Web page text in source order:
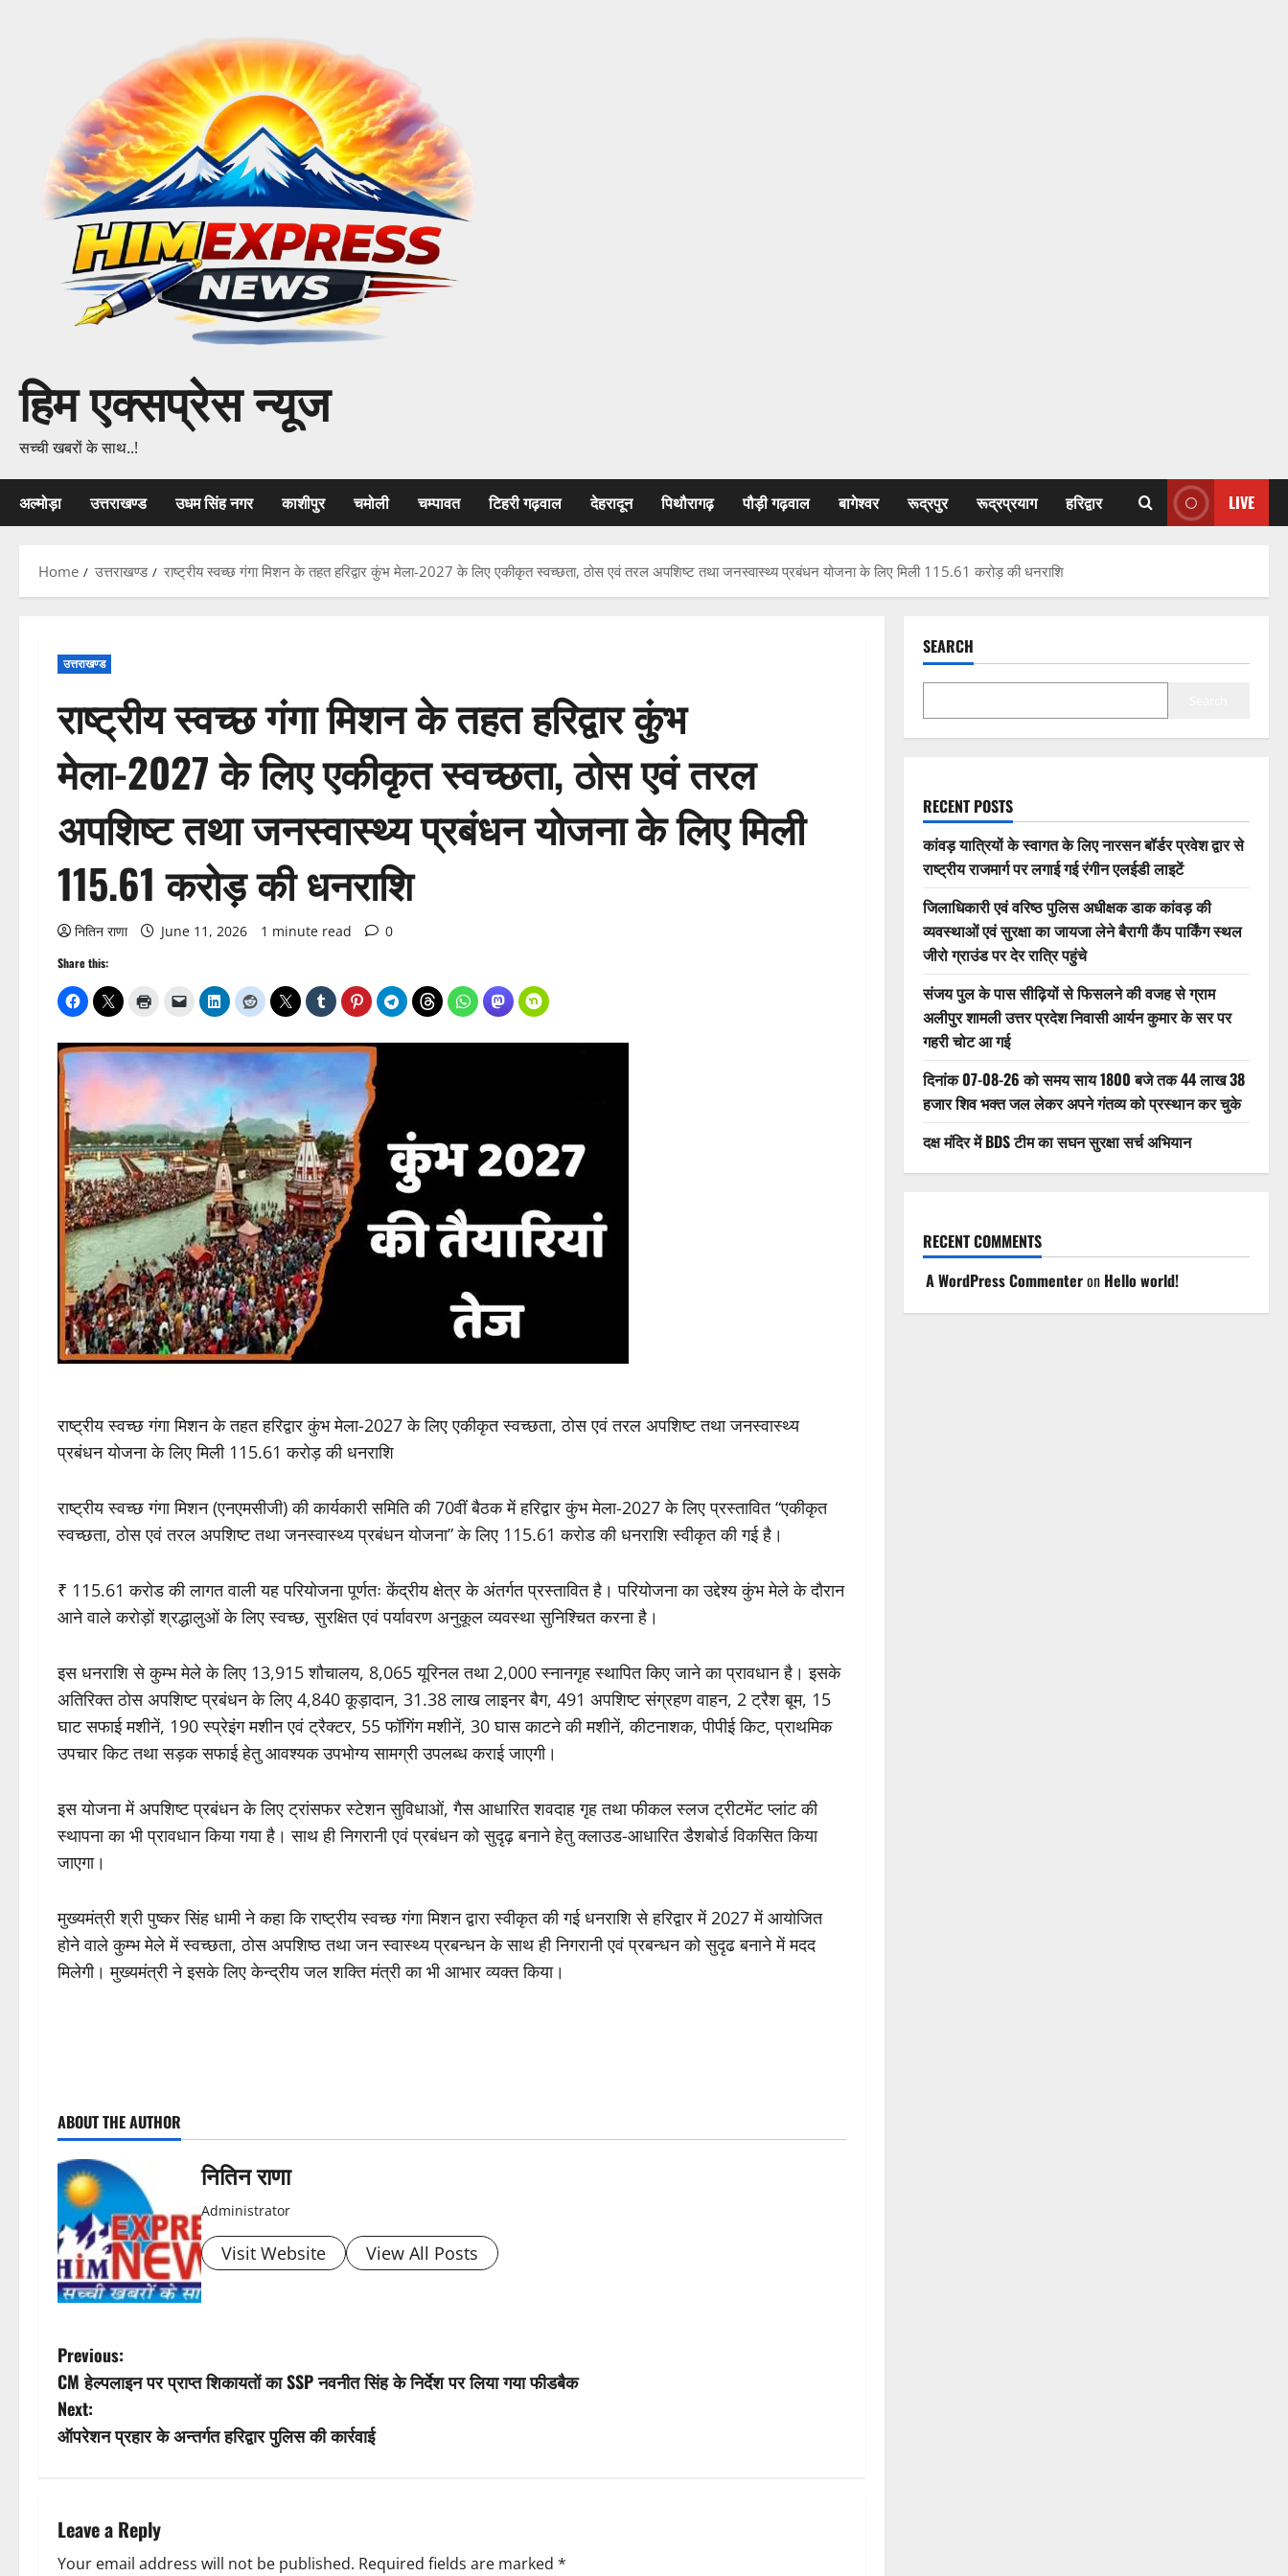
हिम एक्सप्रेस न्यूज
सच्ची खबरों के साथ..!
अल्मोड़ा उत्तराखण्ड उधम सिंह नगर काशीपुर चमोली चम्पावत टिहरी गढ़वाल देहरादून पिथौरागढ़ पौड़ी गढ़वाल बागेश्वर रूद्रपुर रूद्रप्रयाग हरिद्वार LIVE
Home उत्तराखण्ड राष्ट्रीय स्वच्छ गंगा मिशन के तहत हरिद्वार कुंभ मेला-2027 के लिए एकीकृत स्वच्छता, ठोस एवं तरल अपशिष्ट तथा जनस्वास्थ्य प्रबंधन योजना के लिए मिली 115.61 करोड़ की धनराशि
उत्तराखण्ड
राष्ट्रीय स्वच्छ गंगा मिशन के तहत हरिद्वार कुंभ
मेला-2027 के लिए एकीकृत स्वच्छता, ठोस एवं तरल
अपशिष्ट तथा जनस्वास्थ्य प्रबंधन योजना के लिए मिली
115.61 करोड़ की धनराशि
नितिन राणा June 11, 2026 1 minute read 0
Share this:
राष्ट्रीय स्वच्छ गंगा मिशन के तहत हरिद्वार कुंभ मेला-2027 के लिए एकीकृत स्वच्छता, ठोस एवं तरल अपशिष्ट तथा जनस्वास्थ्य
प्रबंधन योजना के लिए मिली 115.61 करोड़ की धनराशि
राष्ट्रीय स्वच्छ गंगा मिशन (एनएमसीजी) की कार्यकारी समिति की 70वीं बैठक में हरिद्वार कुंभ मेला-2027 के लिए प्रस्तावित “एकीकृत
स्वच्छता, ठोस एवं तरल अपशिष्ट तथा जनस्वास्थ्य प्रबंधन योजना” के लिए 115.61 करोड की धनराशि स्वीकृत की गई है।
₹ 115.61 करोड की लागत वाली यह परियोजना पूर्णतः केंद्रीय क्षेत्र के अंतर्गत प्रस्तावित है। परियोजना का उद्देश्य कुंभ मेले के दौरान
आने वाले करोड़ों श्रद्धालुओं के लिए स्वच्छ, सुरक्षित एवं पर्यावरण अनुकूल व्यवस्था सुनिश्चित करना है।
इस धनराशि से कुम्भ मेले के लिए 13,915 शौचालय, 8,065 यूरिनल तथा 2,000 स्नानगृह स्थापित किए जाने का प्रावधान है। इसके
अतिरिक्त ठोस अपशिष्ट प्रबंधन के लिए 4,840 कूड़ादान, 31.38 लाख लाइनर बैग, 491 अपशिष्ट संग्रहण वाहन, 2 ट्रैश बूम, 15
घाट सफाई मशीनें, 190 स्प्रेइंग मशीन एवं ट्रैक्टर, 55 फॉगिंग मशीनें, 30 घास काटने की मशीनें, कीटनाशक, पीपीई किट, प्राथमिक
उपचार किट तथा सड़क सफाई हेतु आवश्यक उपभोग्य सामग्री उपलब्ध कराई जाएगी।
इस योजना में अपशिष्ट प्रबंधन के लिए ट्रांसफर स्टेशन सुविधाओं, गैस आधारित शवदाह गृह तथा फीकल स्लज ट्रीटमेंट प्लांट की
स्थापना का भी प्रावधान किया गया है। साथ ही निगरानी एवं प्रबंधन को सुदृढ़ बनाने हेतु क्लाउड-आधारित डैशबोर्ड विकसित किया
जाएगा।
मुख्यमंत्री श्री पुष्कर सिंह धामी ने कहा कि राष्ट्रीय स्वच्छ गंगा मिशन द्वारा स्वीकृत की गई धनराशि से हरिद्वार में 2027 में आयोजित
होने वाले कुम्भ मेले में स्वच्छता, ठोस अपशिष्ठ तथा जन स्वास्थ्य प्रबन्धन के साथ ही निगरानी एवं प्रबन्धन को सुदृढ बनाने में मदद
मिलेगी। मुख्यमंत्री ने इसके लिए केन्द्रीय जल शक्ति मंत्री का भी आभार व्यक्त किया।
o
s
t
n
a
v
i
g
i
ABOUT THE AUTHOR
नितिन राणा
Administrator
Visit Website View All Posts
P
o
s
n
a
Previous:
CM हेल्पलाइन पर प्राप्त शिकायतों का SSP नवनीत सिंह के निर्देश पर लिया गया फीडबैक
Next:
ऑपरेशन प्रहार के अन्तर्गत हरिद्वार पुलिस की कार्रवाई
Leave a Reply
Your email address will not be published. Required fields are marked *
SEARCH
RECENT POSTS
कांवड़ यात्रियों के स्वागत के लिए नारसन बॉर्डर प्रवेश द्वार से
राष्ट्रीय राजमार्ग पर लगाई गई रंगीन एलईडी लाइटें
जिलाधिकारी एवं वरिष्ठ पुलिस अधीक्षक डाक कांवड़ की
व्यवस्थाओं एवं सुरक्षा का जायजा लेने बैरागी कैंप पार्किंग स्थल
जीरो ग्राउंड पर देर रात्रि पहुंचे
संजय पुल के पास सीढ़ियों से फिसलने की वजह से ग्राम
अलीपुर शामली उत्तर प्रदेश निवासी आर्यन कुमार के सर पर
गहरी चोट आ गई
दिनांक 07-08-26 को समय साय 1800 बजे तक 44 लाख 38
हजार शिव भक्त जल लेकर अपने गंतव्य को प्रस्थान कर चुके
दक्ष मंदिर में BDS टीम का सघन सुरक्षा सर्च अभियान
RECENT COMMENTS
A WordPress Commenteron Hello world!